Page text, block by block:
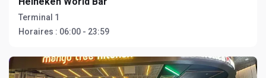
Terminal 1
Horaires : 06:00 - 23:59